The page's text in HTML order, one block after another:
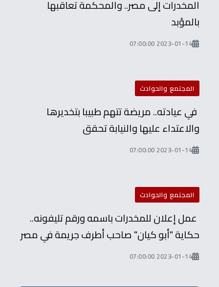
المخدرات إلى مصر.. والمحكمة تعاقبها
بالمؤبد
2023-01-14 07:00:00
المجتمع والحوادث
في عيادته.. مريضة تتهم طبيبا بتخديرها
والاعتداء عليها والنيابة تحقق
2023-01-14 07:00:00
المجتمع والحوادث
عمل إعلان للمخدرات باسمه ورقم تليفونه..
حكاية "أبو كيان" صاحب أطرف جريمة في مصر
2023-01-14 07:00:00